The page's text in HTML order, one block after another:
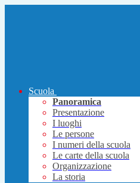
Scuola
Panoramica
Presentazione
I luoghi
Le persone
I numeri della scuola
Le carte della scuola
Organizzazione
La storia